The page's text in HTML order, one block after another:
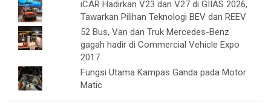
iCAR Hadirkan V23 dan V27 di GIIAS 2026,
Tawarkan Pilihan Teknologi BEV dan REEV
52 Bus, Van dan Truk Mercedes-Benz
gagah hadir di Commercial Vehicle Expo
2017
Fungsi Utama Kampas Ganda pada Motor
Matic